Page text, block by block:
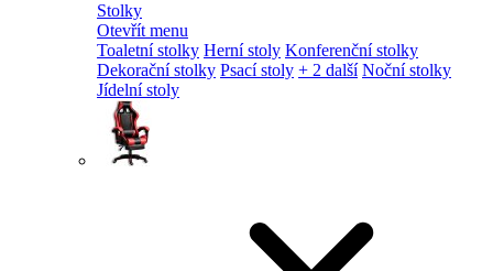
Stolky
Otevřít menu
Toaletní stolky Herní stoly Konferenční stolky
Dekorační stolky Psací stoly + 2 další Noční stolky
Jídelní stoly